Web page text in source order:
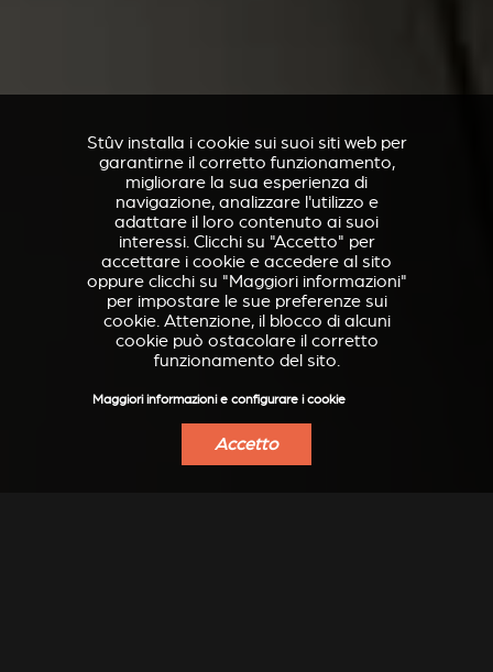
Stûv installa i cookie sui suoi siti web per
garantirne il corretto funzionamento,
migliorare la sua esperienza di
navigazione, analizzare l'utilizzo e
adattare il loro contenuto ai suoi
interessi. Clicchi su "Accetto" per
accettare i cookie e accedere al sito
oppure clicchi su "Maggiori informazioni"
per impostare le sue preferenze sui
cookie. Attenzione, il blocco di alcuni
cookie può ostacolare il corretto
funzionamento del sito.
Maggiori informazioni e configurare i cookie
Accetto